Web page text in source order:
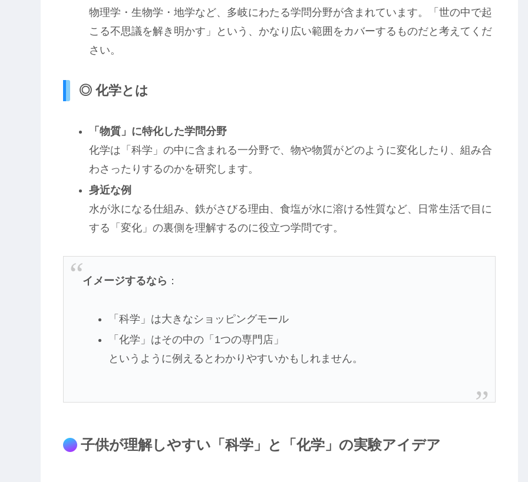
物理学・生物学・地学など、多岐にわたる学問分野が含まれています。「世の中で起
こる不思議を解き明かす」という、かなり広い範囲をカバーするものだと考えてくだ
さい。
◎ 化学とは
「物質」に特化した学問分野
化学は「科学」の中に含まれる一分野で、物や物質がどのように変化したり、組み合
わさったりするのかを研究します。
身近な例
水が氷になる仕組み、鉄がさびる理由、食塩が水に溶ける性質など、日常生活で目に
する「変化」の裏側を理解するのに役立つ学問です。
イメージするなら ：
「科学」は大きなショッピングモール
「化学」はその中の「1つの専門店」
というように例えるとわかりやすいかもしれません。
子供が理解しやすい「科学」と「化学」の実験アイデア